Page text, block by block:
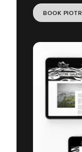
BOOK PIOTR